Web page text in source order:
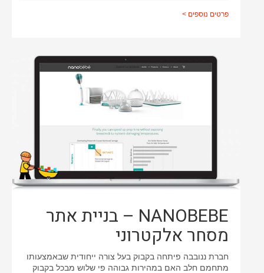
פרטים נוספים >
NANOBEBE – בניית אתר
מסחר אלקטרוני
חברת ננובבה פיתחה בקבוק בעל צורה ייחודית שבאמצעותו
מתחמם חלב האם במהירות גבוהה פי שלוש מבכל בקבוק